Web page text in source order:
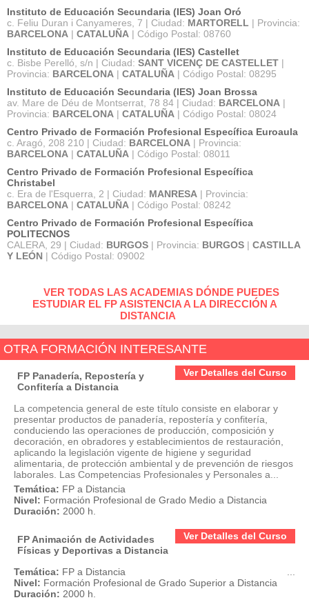
Instituto de Educación Secundaria (IES) Joan Oró
c. Feliu Duran i Canyameres, 7 | Ciudad: MARTORELL | Provincia:
BARCELONA | CATALUÑA | Código Postal: 08760
Instituto de Educación Secundaria (IES) Castellet
c. Bisbe Perelló, s/n | Ciudad: SANT VICENÇ DE CASTELLET |
Provincia: BARCELONA | CATALUÑA | Código Postal: 08295
Instituto de Educación Secundaria (IES) Joan Brossa
av. Mare de Déu de Montserrat, 78 84 | Ciudad: BARCELONA |
Provincia: BARCELONA | CATALUÑA | Código Postal: 08024
Centro Privado de Formación Profesional Específica Euroaula
c. Aragó, 208 210 | Ciudad: BARCELONA | Provincia:
BARCELONA | CATALUÑA | Código Postal: 08011
Centro Privado de Formación Profesional Específica
Christabel
c. Era de l'Esquerra, 2 | Ciudad: MANRESA | Provincia:
BARCELONA | CATALUÑA | Código Postal: 08242
Centro Privado de Formación Profesional Específica
POLITECNOS
CALERA, 29 | Ciudad: BURGOS | Provincia: BURGOS | CASTILLA
Y LEÓN | Código Postal: 09002
VER TODAS LAS ACADEMIAS DÓNDE PUEDES
ESTUDIAR EL FP ASISTENCIA A LA DIRECCIÓN A
DISTANCIA
OTRA FORMACIÓN INTERESANTE
Ver Detalles del Curso
FP Panadería, Repostería y
Confitería a Distancia
La competencia general de este título consiste en elaborar y
presentar productos de panadería, repostería y confitería,
conduciendo las operaciones de producción, composición y
decoración, en obradores y establecimientos de restauración,
aplicando la legislación vigente de higiene y seguridad
alimentaria, de protección ambiental y de prevención de riesgos
laborales. Las Competencias Profesionales y Personales a...
Temática: FP a Distancia
Nivel: Formación Profesional de Grado Medio a Distancia
Duración: 2000 h.
Ver Detalles del Curso
FP Animación de Actividades
Físicas y Deportivas a Distancia
Temática: FP a Distancia
Nivel: Formación Profesional de Grado Superior a Distancia
Duración: 2000 h.